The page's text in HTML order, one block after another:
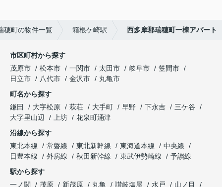
穂町の物件一覧 箱根ケ崎駅 西多摩郡瑞穂町一棟アパート
市区町村から探す
茂原市
松本市 一関市 太田市 岐阜市
笠間市
日立市
八代市 金沢市
丸亀市
町名から探す
鎌田
大字松原 萩荘 大手町 早野 下永吉
三ケ谷
大字里山辺
上坊
花泉町涌津
沿線から探す
東北本線
常磐線 東北新幹線 東海道本線
中央線
日豊本線
外房線 秋田新幹線 東武伊勢崎線
予讃線
駅から探す
一ノ関
茂原 新茂原 丸亀 讃岐塩屋 水戸
山ノ目